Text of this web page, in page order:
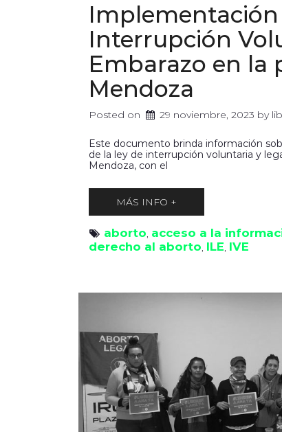
Implementación
Interrupción
Embarazo en la
Mendoza
Posted on 29 noviembre, 2023 by
Este documento brinda información
de la ley de interrupción voluntaria y
Mendoza, con el
MÁS INFO +
aborto, acceso a la
derecho al aborto, ILE, IVE